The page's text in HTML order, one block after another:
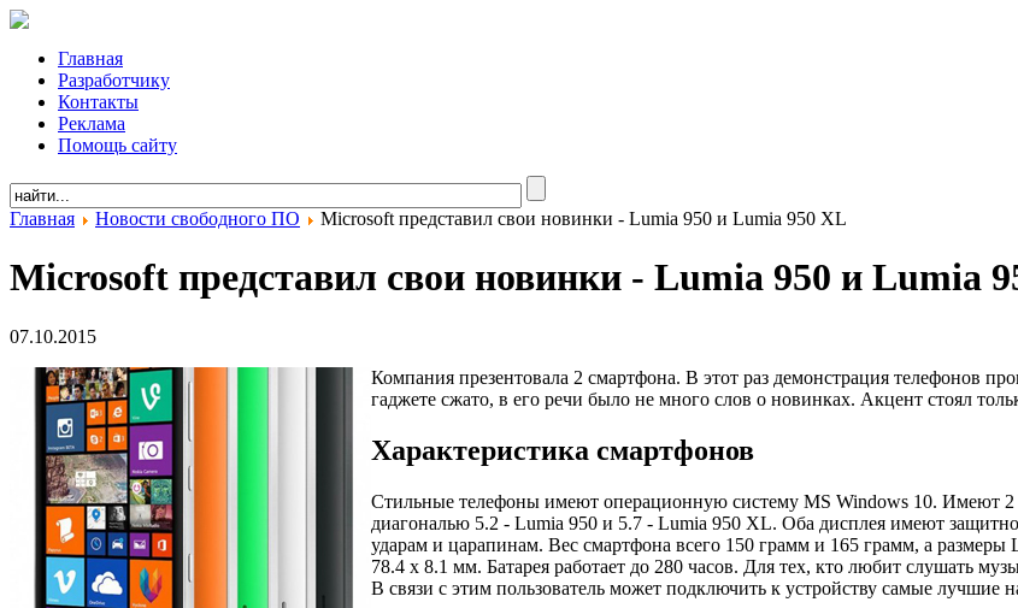
Главная
Разработчику
Контакты
Реклама
Помощь сайту
Главная Новости свободного ПО Microsoft представил свои новинки - Lumia 950 и Lumia 950 XL
Microsoft представил свои новинки - Lumia 950 и Lumia
07.10.2015
Компания презентовала 2 смартфона. В этот раз демонстрация телефонов
гаджете сжато, в его речи было не много слов о новинках. Акцент стоял
Характеристика смартфонов
Стильные телефоны имеют операционную систему MS Windows 10. Имеют 2
диагональю 5.2 - Lumia 950 и 5.7 - Lumia 950 XL. Оба дисплея имеют
ударам и царапинам. Вес смартфона всего 150 грамм и 165 грамм, а
78.4 x 8.1 мм. Батарея работает до 280 часов. Для тех, кто любит слушать
В связи с этим пользователь может подключить к устройству самые лучшие